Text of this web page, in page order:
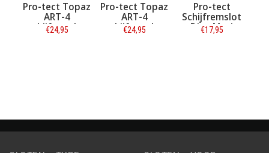
Pro-tect Topaz
ART-4
schijfremslot
oranje met
€24,95
Pro-tect Topaz
ART-4
schijfremslot
geel-groen met
€24,95
Pro-tect
Schijfremslot
Disq Maxi
€17,95